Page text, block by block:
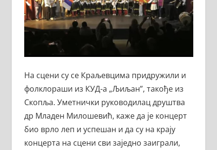
На сцени су се Краљевцима придружили и
фолклораши из КУД-а „Љиљан”, такође из
Скопља. Уметнички руководилац друштва
др Младен Милошевић, каже да је концерт
био врло леп и успешан и да су на крају
концерта на сцени сви заједно заиграли,